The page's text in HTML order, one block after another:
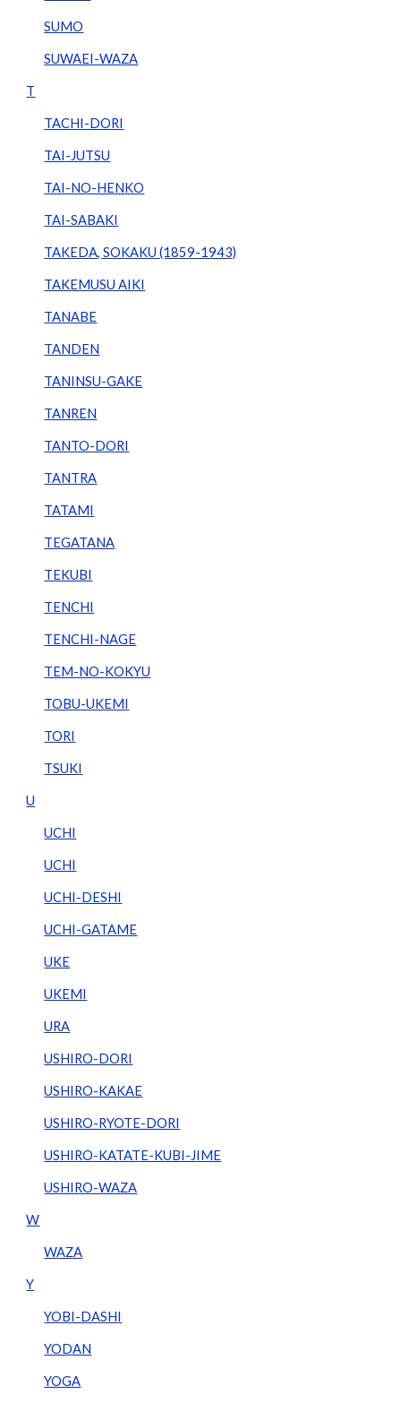
SUMO
SUWAEI-WAZA
T
TACHI-DORI
TAI-JUTSU
TAI-NO-HENKO
TAI-SABAKI
TAKEDA, SOKAKU (1859-1943)
TAKEMUSU AIKI
TANABE
TANDEN
TANINSU-GAKE
TANREN
TANTO-DORI
TANTRA
TATAMI
TEGATANA
TEKUBI
TENCHI
TENCHI-NAGE
TEM-NO-KOKYU
TOBU-UKEMI
TORI
TSUKI
U
UCHI
UCHI
UCHI-DESHI
UCHI-GATAME
UKE
UKEMI
URA
USHIRO-DORI
USHIRO-KAKAE
USHIRO-RYOTE-DORI
USHIRO-KATATE-KUBI-JIME
USHIRO-WAZA
W
WAZA
Y
YOBI-DASHI
YODAN
YOGA